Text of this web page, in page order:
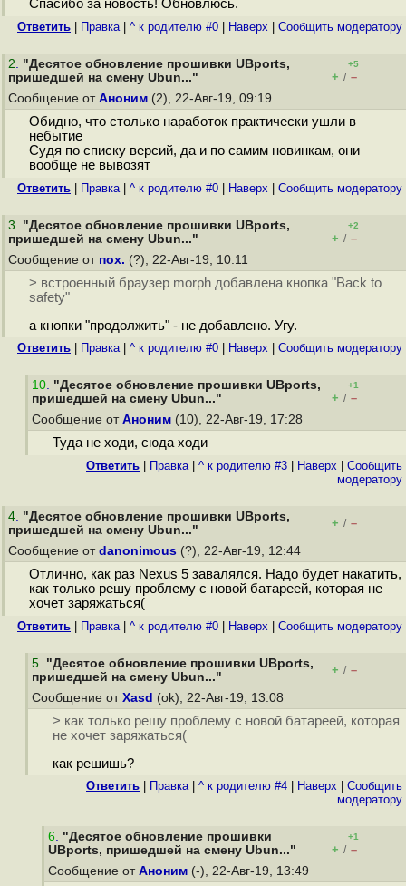
Спасибо за новость! Обновлюсь.
Ответить Правка| ^ к родителю #0 Наверх Cообщить модератору
2. "Десятое обновление прошивки UBports,
пришедшей на смену Ubun..."
+5
+ / –
Сообщение от Аноним (2), 22-Авг-19, 09:19
Обидно, что столько наработок практически ушли в
небытие
Судя по списку версий, да и по самим новинкам, они
вообще не вывозят
Ответить Правка| ^ к родителю #0 Наверх Cообщить модератору
3. "Десятое обновление прошивки UBports,
пришедшей на смену Ubun..."
+2
+ / –
Сообщение от пох. (?), 22-Авг-19, 10:11
> встроенный браузер morph добавлена кнопка "Back to
safety"
а кнопки "продолжить" - не добавлено. Угу.
Ответить Правка| ^ к родителю #0 Наверх Cообщить модератору
10. "Десятое обновление прошивки UBports,
пришедшей на смену Ubun..."
+1
+ / –
Сообщение от Аноним (10), 22-Авг-19, 17:28
Туда не ходи, сюда ходи
Ответить Правка| ^ к родителю #3 Наверх
Cообщить
модератору
4. "Десятое обновление прошивки UBports,
пришедшей на смену Ubun..."
+ / –
Сообщение от danonimous (?), 22-Авг-19, 12:44
Отлично, как раз Nexus 5 завалялся. Надо будет накатить,
как только решу проблему с новой батареей, которая не
хочет заряжаться(
Ответить Правка| ^ к родителю #0 Наверх Cообщить модератору
5. "Десятое обновление прошивки UBports,
пришедшей на смену Ubun..."
+ / –
Сообщение от Xasd (ok), 22-Авг-19, 13:08
> как только решу проблему с новой батареей, которая
не хочет заряжаться(
как решишь?
Ответить Правка| ^ к родителю #4 Наверх
Cообщить
модератору
6. "Десятое обновление прошивки
UBports, пришедшей на смену Ubun..."
+1
+ / –
Сообщение от Аноним (-), 22-Авг-19, 13:49